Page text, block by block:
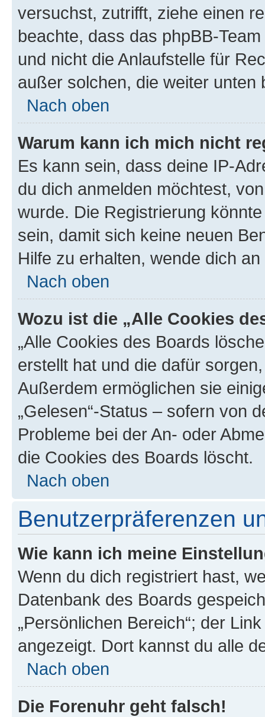
versuchst, zutrifft, ziehe einen
beachte, dass das phpBB-
und nicht die Anlaufstelle für
außer solchen, die weiter unten
Nach oben
Warum kann ich mich nicht
Es kann sein, dass deine IP-
du dich anmelden möchtest,
wurde. Die Registrierung
sein, damit sich keine neuen
Hilfe zu erhalten, wende dich
Nach oben
Wozu ist die „Alle Cookies
„Alle Cookies des Boards
erstellt hat und die dafür
Außerdem ermöglichen sie
„Gelesen“-Status – sofern von
Probleme bei der An- oder
die Cookies des Boards löscht.
Nach oben
Benutzerpräferenzen
Wie kann ich meine
Wenn du dich registriert hast,
Datenbank des Boards
„Persönlichen Bereich“; der
angezeigt. Dort kannst du alle
Nach oben
Die Forenuhr geht falsch!